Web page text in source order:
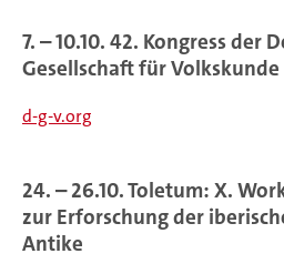
7. – 10.10. 42. Kongress der
Gesellschaft für Volkskunde
d-g-v.org
24. – 26.10. Toletum: X.
zur Erforschung der
Antike